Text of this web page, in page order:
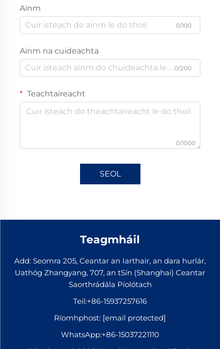
Ainm
0/100
Ainm na cuideachta
0/200
Teachtaireacht
0/1000
SEOL
Teagmháil
Add: Seomra 205, Ceantar an Iarthair, an dara hurlár,
Uathóg Zhangyang, 707, an tSín (Shanghai) Ceantar
Saorthrádála Píolótach
Teil:+86-15937257616
Ríomhphost: [email protected]
WhatsApp:+86-15037221110